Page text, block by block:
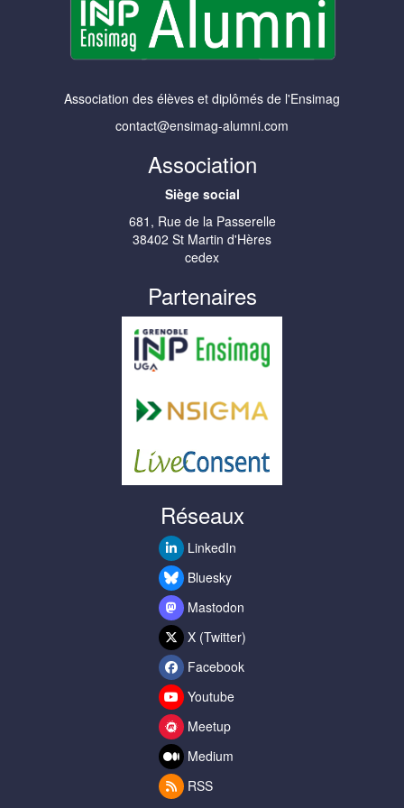
Association des élèves et diplômés de l'Ensimag
contact@ensimag-alumni.com
Association
Siège social
681, Rue de la Passerelle
38402 St Martin d'Hères
cedex
Partenaires
Réseaux
LinkedIn
Bluesky
Mastodon
X (Twitter)
Facebook
Youtube
Meetup
Medium
RSS